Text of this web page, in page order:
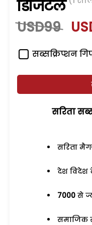
डिजिटल
USD99
सब्सक्रिप्शन
सरिता
सरिता
देश विदेश
7000 से
समाजिक